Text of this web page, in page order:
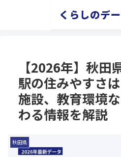
くらしのデ
【2026年】秋田
駅の住みやすさ
施設、教育環境
わる情報を解説
秋田県